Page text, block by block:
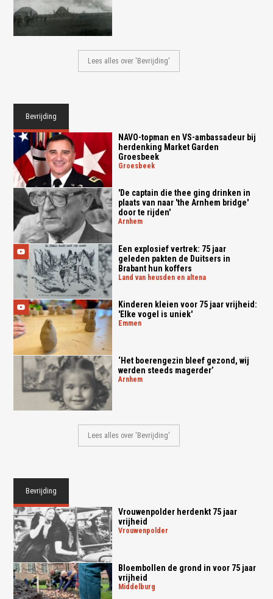
Lees alles over 'Bevrijding'
Bevrijding
NAVO-topman en VS-ambassadeur bij
herdenking Market Garden
Groesbeek
groesbeek
'De captain die thee ging drinken in
plaats van naar 'the Arnhem bridge'
door te rijden'
arnhem
Een explosief vertrek: 75 jaar
geleden pakten de Duitsers in
Brabant hun koffers
land van heusden en altena
Kinderen kleien voor 75 jaar vrijheid:
'Elke vogel is uniek'
emmen
‘Het boerengezin bleef gezond, wij
werden steeds magerder’
arnhem
Lees alles over 'Bevrijding'
Bevrijding
Vrouwenpolder herdenkt 75 jaar
vrijheid
vrouwenpolder
Bloembollen de grond in voor 75 jaar
vrijheid
middelburg